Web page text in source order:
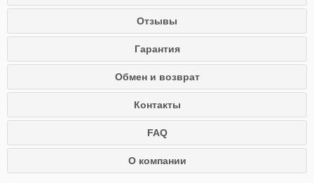
Отзывы
Гарантия
Обмен и возврат
Контакты
FAQ
О компании